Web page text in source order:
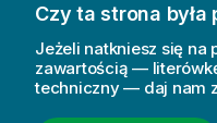
Czy ta strona była
Jeżeli natkniesz się na
zawartością —
techniczny — daj nam